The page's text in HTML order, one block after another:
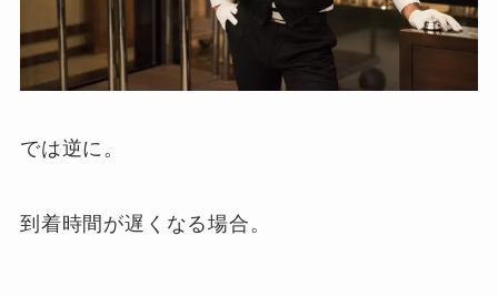
では逆に。
到着時間が遅くなる場合。